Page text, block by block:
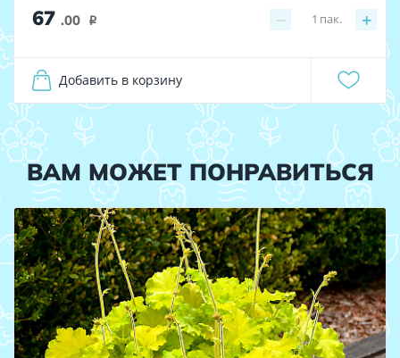
67 .00 i − +
1 пак.
Добавить в корзину
ВАМ МОЖЕТ ПОНРАВИТЬСЯ